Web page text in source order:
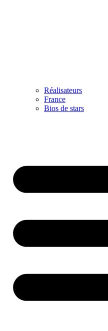
Réalisateurs
France
Bios de stars